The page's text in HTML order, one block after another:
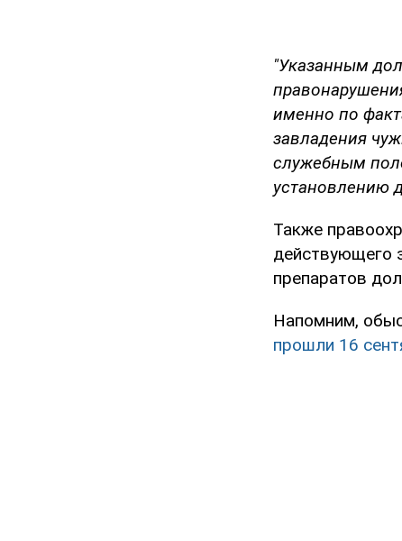
"Указанным
именно по
завладения
служебным
установлению
Также
действующего
препаратов
Напомним,
прошли 16